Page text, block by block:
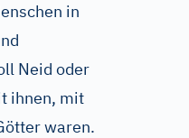
in
Neid oder
ihnen, mit
waren.